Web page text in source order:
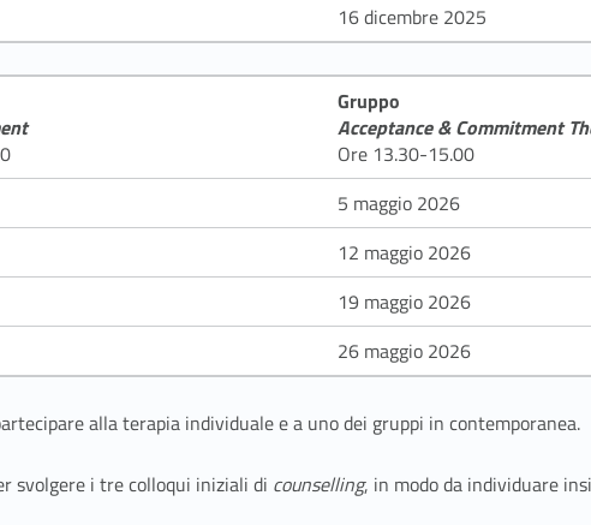
16 dicembre 2025
Gruppo
Acceptance & Commitment
Ore 13.30-15.00
5 maggio 2026
12 maggio 2026
19 maggio 2026
26 maggio 2026
alla terapia individuale e a uno dei gruppi in contemporanea.
svolgere i tre colloqui iniziali di counselling, in modo da individuare